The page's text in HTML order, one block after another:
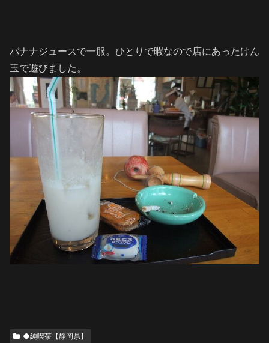
バナナジュースで一服。ひとりで暇なので店にあったけん
玉で遊びました。
◆純喫茶【静岡県】